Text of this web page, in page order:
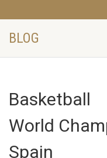
BLOG
Basketball
World
Spain